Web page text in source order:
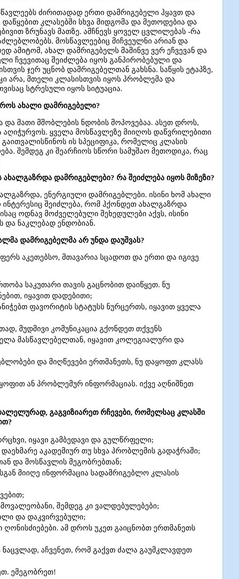
ძირითადად ერთი დამრიგებელი ჰყავთ და
კლასებში სხვა მიდგომა და მეთოდებია და
ზრუნავს მათზე. ამჩნევს ყოველ ცვლილებას -რა
მოსწავლეებიც მიჩვეულნი არიან და
ამიტომ, ახალ დამრიგებელს მაშინვე ვერ ეჩვევან და
ჩვევითაც შეიძლება იყოს განპირობებული და
ჯერ უცნობ დამრიგებელთან გახსნა. საწყის ეტაპზე,
არა, მთელი კლასისთვის იყოს პრობლემა და
სტრესული იყოს სიტუაცია.
ახალი დამრიგებელი?
მათი მშობლების ნდობის მოპოვებაა. ასეთ დროს,
ყველა მოსწავლეზე მიიღოს დაწვრილებითი
ის სპეციფიკა, რომელიც კლასის
შემდეგ კი შეარჩიოს სწორი სამუშაო მეთოდიკა, რაც
დამრიგებლები? რა შეიძლება იყოს მიზეზი?
ენერგიული დამრიგებლები. ისინი ხომ ახალი
ინტერესიც შეიძლება, რომ ჰქონდეთ ახალგაზრდა
ოდნავ მოძველებული შეხედულები აქვს, ისინი
და ნაკლებად ენდობიან.
დამრიგებელმა არ უნდა დაუშვას?
აკეთებსო, მთავარია სცადოთ და ერთი და იგივე
საკუთარი თავის გაცნობით დაიწყეთ. ნუ
იყავით დადებითი;
ფავორიტის სტატუსს ნურცერთს, იყავით ყველა
მუდმივი კომუნიკაცია გქონდეთ თქვენს
მასწავლებელთან, იყავით კოლეგიალური და
და მიღწევები ერთმანეთს, ნუ დაყოფთ კლასს
ან პრობლემურ ინფორმაციას. იქვე აღნიშნეთ
გაგვიზიარეთ რჩევები, რომელსაც კლასში
იყავი გამბედავი და გულწრფელი;
აკადემიურ თუ სხვა პრობლემის გადაჭრაში;
და მოსწავლის მეგობრებთან;
მიიღე ინფორმაცია სადამრიგებლო კლასის
შემდეგ კი ვალდებულებები;
და დაკვირვებული;
ამ დროს უკეთ გაიცნობთ ერთმანეთს
ნაცვლად, აჩვენეთ, რომ გაქვთ ძალა გაუმკლავდეთ
ემეგობრეთ!